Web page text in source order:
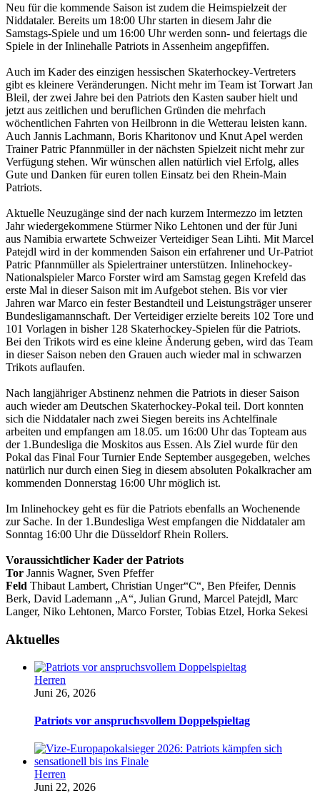
Neu für die kommende Saison ist zudem die Heimspielzeit der
Niddataler. Bereits um 18:00 Uhr starten in diesem Jahr die
Samstags-Spiele und um 16:00 Uhr werden sonn- und feiertags die
Spiele in der Inlinehalle Patriots in Assenheim angepfiffen.
Auch im Kader des einzigen hessischen Skaterhockey-Vertreters
gibt es kleinere Veränderungen. Nicht mehr im Team ist Torwart Jan
Bleil, der zwei Jahre bei den Patriots den Kasten sauber hielt und
jetzt aus zeitlichen und beruflichen Gründen die mehrfach
wöchentlichen Fahrten von Heilbronn in die Wetterau leisten kann.
Auch Jannis Lachmann, Boris Kharitonov und Knut Apel werden
Trainer Patric Pfannmüller in der nächsten Spielzeit nicht mehr zur
Verfügung stehen. Wir wünschen allen natürlich viel Erfolg, alles
Gute und Danken für euren tollen Einsatz bei den Rhein-Main
Patriots.
Aktuelle Neuzugänge sind der nach kurzem Intermezzo im letzten
Jahr wiedergekommene Stürmer Niko Lehtonen und der für Juni
aus Namibia erwartete Schweizer Verteidiger Sean Lihti. Mit Marcel
Patejdl wird in der kommenden Saison ein erfahrener und Ur-Patriot
Patric Pfannmüller als Spielertrainer unterstützen. Inlinehockey-
Nationalspieler Marco Forster wird am Samstag gegen Krefeld das
erste Mal in dieser Saison mit im Aufgebot stehen. Bis vor vier
Jahren war Marco ein fester Bestandteil und Leistungsträger unserer
Bundesligamannschaft. Der Verteidiger erzielte bereits 102 Tore und
101 Vorlagen in bisher 128 Skaterhockey-Spielen für die Patriots.
Bei den Trikots wird es eine kleine Änderung geben, wird das Team
in dieser Saison neben den Grauen auch wieder mal in schwarzen
Trikots auflaufen.
Nach langjähriger Abstinenz nehmen die Patriots in dieser Saison
auch wieder am Deutschen Skaterhockey-Pokal teil. Dort konnten
sich die Niddataler nach zwei Siegen bereits ins Achtelfinale
arbeiten und empfangen am 18.05. um 16:00 Uhr das Topteam aus
der 1.Bundesliga die Moskitos aus Essen. Als Ziel wurde für den
Pokal das Final Four Turnier Ende September ausgegeben, welches
natürlich nur durch einen Sieg in diesem absoluten Pokalkracher am
kommenden Donnerstag 16:00 Uhr möglich ist.
Im Inlinehockey geht es für die Patriots ebenfalls an Wochenende
zur Sache. In der 1.Bundesliga West empfangen die Niddataler am
Sonntag 16:00 Uhr die Düsseldorf Rhein Rollers.
Voraussichtlicher Kader der Patriots
Tor Jannis Wagner, Sven Pfeffer
Feld Thibaut Lambert, Christian Unger“C“, Ben Pfeifer, Dennis
Berk, David Lademann „A“, Julian Grund, Marcel Patejdl, Marc
Langer, Niko Lehtonen, Marco Forster, Tobias Etzel, Horka Sekesi
Aktuelles
Herren
Juni 26, 2026
Patriots vor anspruchsvollem Doppelspieltag
Herren
Juni 22, 2026